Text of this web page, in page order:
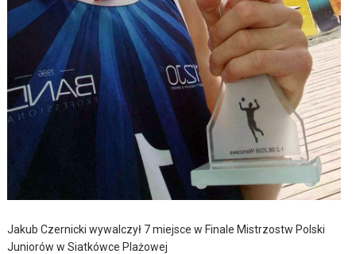
Jakub Czernicki wywalczył 7 miejsce w Finale Mistrzostw Polski
Juniorów w Siatkówce Plażowej